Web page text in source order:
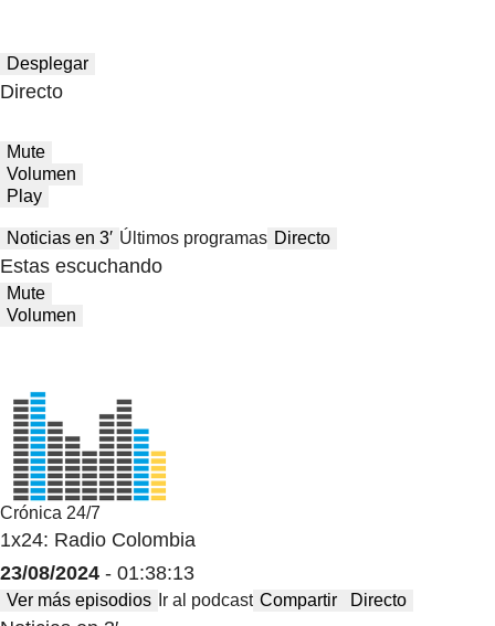
Desplegar
Directo
Mute
Volumen
Play
Noticias en 3′ Últimos programas Directo
Estas escuchando
Mute
Volumen
Crónica 24/7
1x24: Radio Colombia
23/08/2024 - 01:38:13
Ver más episodios Ir al podcast Compartir Directo